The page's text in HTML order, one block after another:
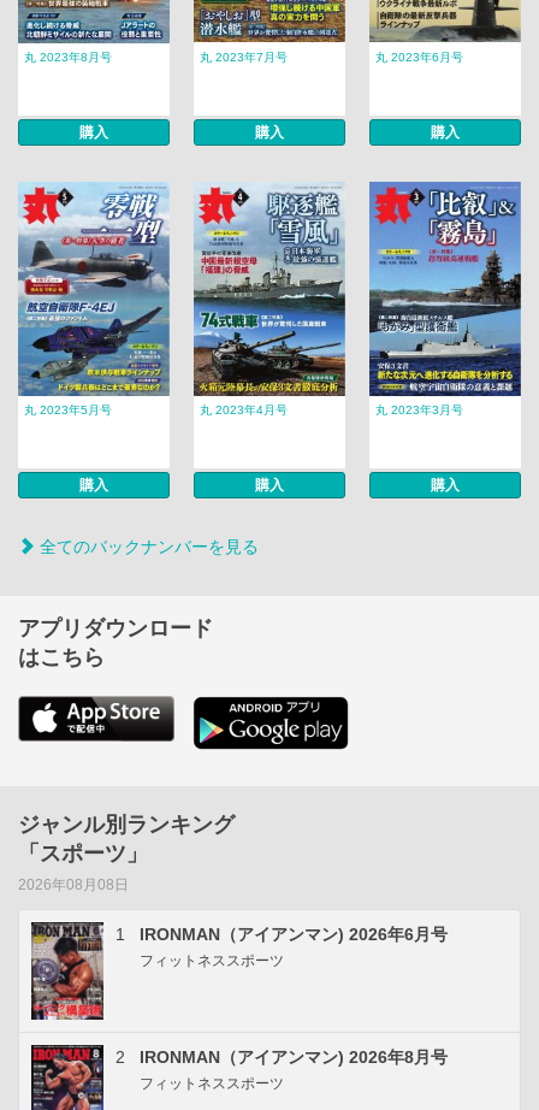
丸 2023年8月号
購入
丸 2023年7月号
購入
丸 2023年6月号
購入
丸 2023年5月号
購入
丸 2023年4月号
購入
丸 2023年3月号
購入
全てのバックナンバーを見る
アプリダウンロード
はこちら
ジャンル別ランキング
「スポーツ」
2026年08月08日
1 IRONMAN（アイアンマン) 2026年6月号
フィットネススポーツ
2 IRONMAN（アイアンマン) 2026年8月号
フィットネススポーツ